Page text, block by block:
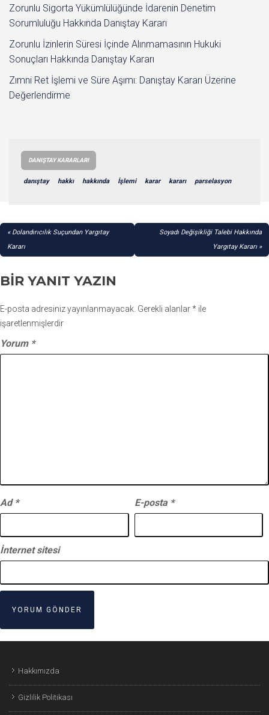
Zorunlu Sigorta Yükümlülüğünde İdarenin Denetim
Sorumluluğu Hakkında Danıştay Kararı
Zorunlu İzinlerin Süresi İçinde Alınmamasının Hukuki
Sonuçları Hakkında Danıştay Kararı
Zımni Ret İşlemi ve Süre Aşımı: Danıştay Kararı Üzerine
Değerlendirme
DANIŞTAY KARARLARI
danıştay hakkı hakkında İşlemi karar kararı parselasyon
YAZI
GEZINMESI
Dolandırıcılık Suçundan Yargıtay
Kararı
Soyadı Değişikliği Talebi Hakkında
Yargıtay Kararı
BIR YANIT YAZIN
E-posta adresiniz yayınlanmayacak. Gerekli alanlar* ile
işaretlenmişlerdir
Yorum *
Ad * E-posta *
İnternet sitesi
Hakkımızda
Gizlilik Politikası